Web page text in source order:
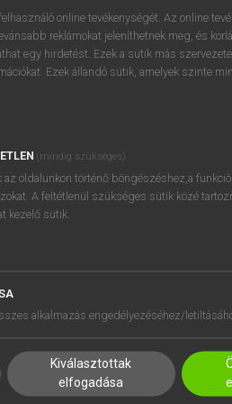
BEÁLLÍTÁSOK
online tevékenységét. Az online
reklámokat jeleníthetnek meg, és
egy hirdetést. Ezek a sütik más
Ezek állandó sütik, amelyek szinte
(mindig szükséges)
az oldalunkon történő böngészéshez,a
A feltétlenül szükséges sütik közé
kezelő sütik.
alkalmazás engedélyezéséhez/
Kiválasztottak
elfogadása